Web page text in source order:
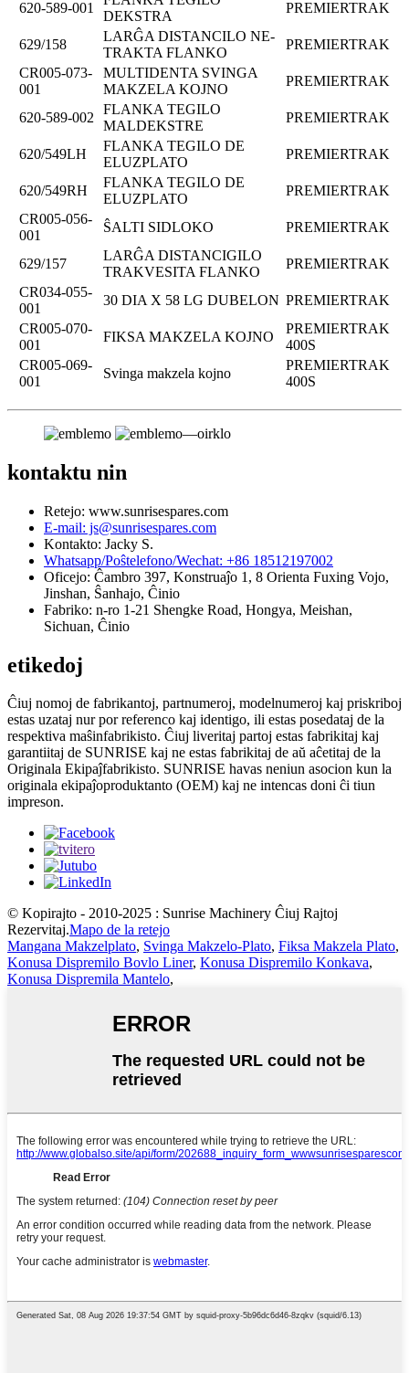
620-589-001
DEKSTRA
PREMIERTRAK
629/158
LARĜA DISTANCILO NE-
TRAKTA FLANKO
PREMIERTRAK
CR005-073-
001
MULTIDENTA SVINGA
MAKZELA KOJNO
PREMIERTRAK
620-589-002
FLANKA TEGILO
MALDEKSTRE
PREMIERTRAK
620/549LH
FLANKA TEGILO DE
ELUZPLATO
PREMIERTRAK
620/549RH
FLANKA TEGILO DE
ELUZPLATO
PREMIERTRAK
CR005-056-
001
ŜALTI SIDLOKO PREMIERTRAK
629/157
LARĜA DISTANCIGILO
TRAKVESITA FLANKO
PREMIERTRAK
CR034-055-
001
30 DIA X 58 LG DUBELON PREMIERTRAK
CR005-070-
001
FIKSA MAKZELA KOJNO
PREMIERTRAK
400S
CR005-069-
001
Svinga makzela kojno
PREMIERTRAK
400S
kontaktu nin
Retejo: www.sunrisespares.com
E-mail: js@sunrisespares.com
Kontakto: Jacky S.
Whatsapp/Poŝtelefono/Wechat: +86 18512197002
Oficejo: Ĉambro 397, Konstruaĵo 1, 8 Orienta Fuxing Vojo,
Jinshan, Ŝanhajo, Ĉinio
Fabriko: n-ro 1-21 Shengke Road, Hongya, Meishan,
Sichuan, Ĉinio
etikedoj
Ĉiuj nomoj de fabrikantoj, partnumeroj, modelnumeroj kaj priskriboj
estas uzataj nur por referenco kaj identigo, ili estas posedataj de la
respektiva maŝinfabrikisto. Ĉiuj liveritaj partoj estas fabrikitaj kaj
garantiitaj de SUNRISE kaj ne estas fabrikitaj de aŭ aĉetitaj de la
Originala Ekipaĵfabrikisto. SUNRISE havas neniun asocion kun la
originala ekipaĵoproduktanto (OEM) kaj ne intencas doni ĉi tiun
impreson.
© Kopirajto - 2010-2025 : Sunrise Machinery Ĉiuj Rajtoj
Rezervitaj.Mapo de la retejo
Mangana Makzelplato, Svinga Makzelo-Plato, Fiksa Makzela Plato,
Konusa Dispremilo Bovlo Liner, Konusa Dispremilo Konkava,
Konusa Dispremila Mantelo,